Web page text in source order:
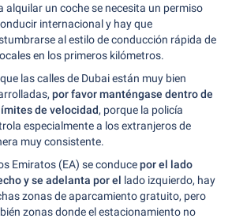
alquilar un coche se necesita un permiso
internacional y hay que
al estilo de conducción rápida de
en los primeros kilómetros.
las calles de Dubai están muy bien
por favor manténgase dentro de
de velocidad, porque la policía
especialmente a los extranjeros de
muy consistente.
Emiratos (EA) se conducepor el lado
y se adelanta por el lado izquierdo, hay
zonas de aparcamiento gratuito, pero
zonas donde el estacionamiento no